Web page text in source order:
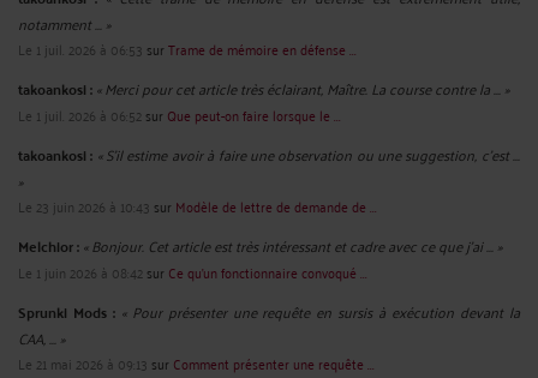
notamment ... »
Le 1 juil. 2026 à 06:53 surTrame de mémoire en défense ...
takoankosi :« Merci pour cet article très éclairant, Maître. La course contre la ... »
Le 1 juil. 2026 à 06:52sur Que peut-on faire lorsque le ...
takoankosi : « S’il estime avoir à faire une observation ou une suggestion, c’est ...
»
Le 23 juin 2026 à 10:43 sur Modèle de lettre de demande de ...
Melchior :« Bonjour. Cet article est très intéressant et cadre avec ce que j'ai ... »
Le 1 juin 2026 à 08:42sur Ce qu’un fonctionnaire convoqué ...
Sprunki Mods : « Pour présenter une requête en sursis à exécution devant la
CAA, ... »
Le 21 mai 2026 à 09:13 sur Comment présenter une requête ...